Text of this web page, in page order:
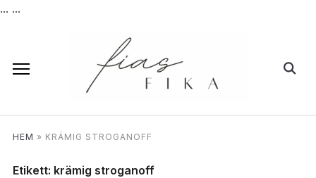
... ...
HEM » KRÄMIG STROGANOFF
Etikett: krämig stroganoff